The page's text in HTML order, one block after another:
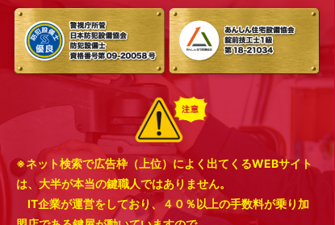
※ネット検索で広告枠（上位）によく出てくるWEBサイト
は、大半が本当の鍵職人ではありません。
IT企業が運営をしており、４０％以上の手数料が乗り加